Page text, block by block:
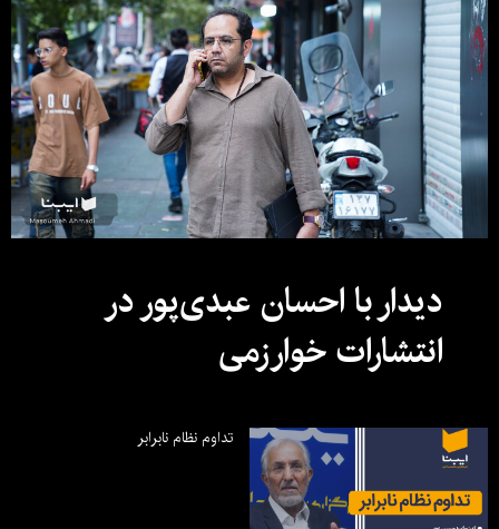
دیدار با احسان عبدی‌پور در
انتشارات خوارزمی
تداوم نظام نابرابر